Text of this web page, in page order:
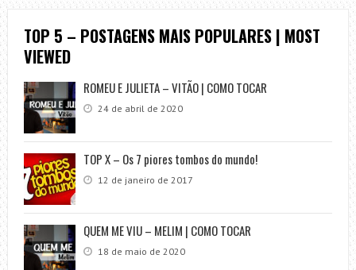
TOP 5 – POSTAGENS MAIS POPULARES | MOST
VIEWED
ROMEU E JULIETA – VITÃO | COMO TOCAR
24 de abril de 2020
TOP X – Os 7 piores tombos do mundo!
12 de janeiro de 2017
QUEM ME VIU – MELIM | COMO TOCAR
18 de maio de 2020